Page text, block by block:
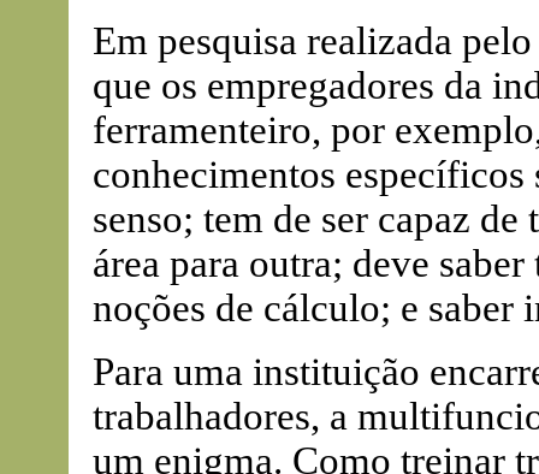
Em pesquisa realizada
que os empregadores da
ferramenteiro, por
conhecimentos
senso; tem de ser capaz
área para outra; deve
noções de cálculo; e saber
Para uma instituição
trabalhadores, a
um enigma. Como treinar